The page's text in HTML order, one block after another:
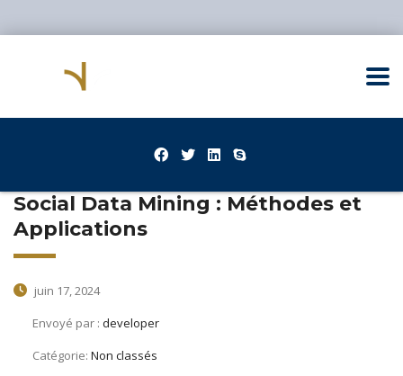
Social Data Mining : Méthodes et
Applications
juin 17, 2024
Envoyé par : developer
Catégorie: Non classés